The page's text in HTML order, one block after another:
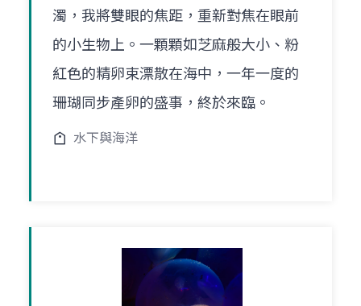
濁，我將雙眼的焦距，重新對焦在眼前
的小生物上。一顆顆如芝麻般大小、粉
紅色的精卵束漂散在海中，一年一度的
珊瑚同步產卵的盛事，終於來臨。
水下與海洋